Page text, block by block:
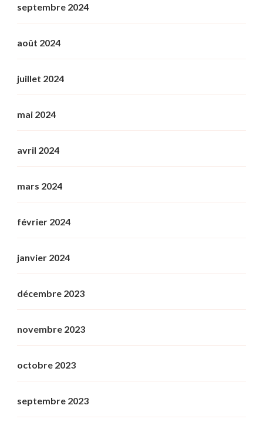
septembre 2024
août 2024
juillet 2024
mai 2024
avril 2024
mars 2024
février 2024
janvier 2024
décembre 2023
novembre 2023
octobre 2023
septembre 2023